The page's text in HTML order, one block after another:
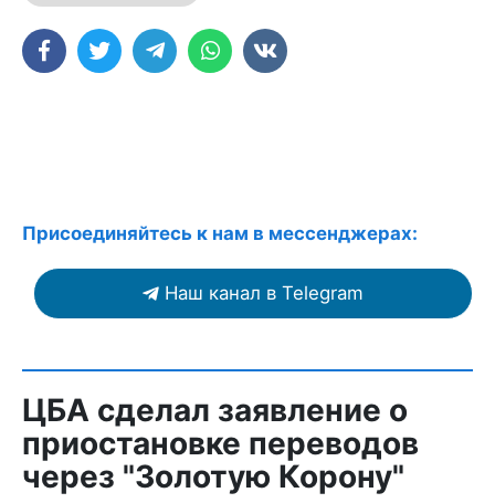
Присоединяйтесь к нам в мессенджерах:
Наш канал в Telegram
ЦБА сделал заявление о
приостановке переводов
через "Золотую Корону"